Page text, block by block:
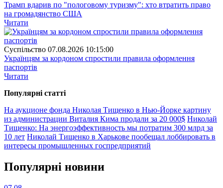
Трамп вдарив по "пологовому туризму": хто втратить право
на громадянство США
Читати
Суспiльство 07.08.2026 10:15:00
Українцям за кордоном спростили правила оформлення
паспортів
Читати
Популярнi статтi
На аукционе фонда Николая Тищенко в Нью-Йорке картину
из администрации Виталия Кима продали за 20 000$ Николай
Тищенко: На энергоэффективность мы потратим 300 млрд за
10 лет Николай Тищенко в Харькове пообещал лоббировать в
интересы промышленных госпредприятий
Популярнi новини